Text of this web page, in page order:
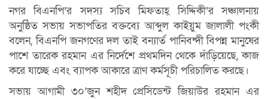
নগর বিএনপি’র সদস্য সচিব মিফতাহ্ সিদ্দিকী’র সঞ্চালনায়
অনুষ্ঠিত সভায় সভাপতির বক্তব্যে আব্দুল কাইয়ুম জালালী পংকী
বলেন, বিএনপি জনগণের দল তাই বন্যার্ত পানিবন্দী বিপন্ন মানুষের
পাশে তারেক রহমান এর নির্দেশে প্রথমদিন থেকে দাঁড়িয়েছে, কাজ
করে যাচ্ছে এবং ব্যাপক আকারে ত্রাণ কর্মসূচী পরিচালিত করছে।
সভায় আগামী ৩০’জুন শহীদ প্রেসিডেন্ট জিয়াউর রহমান এর